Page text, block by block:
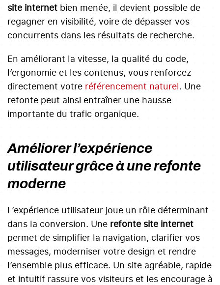
site internet bien menée, il devient possible de
regagner en visibilité, voire de dépasser vos
concurrents dans les résultats de recherche.
En améliorant la vitesse, la qualité du code,
l’ergonomie et les contenus, vous renforcez
directement votre référencement naturel. Une
refonte peut ainsi entraîner une hausse
importante du trafic organique.
Améliorer l’expérience
utilisateur grâce à une refonte
moderne
L’expérience utilisateur joue un rôle déterminant
dans la conversion. Une refonte site internet
permet de simplifier la navigation, clarifier vos
messages, moderniser votre design et rendre
l’ensemble plus efficace. Un site agréable, rapide
et intuitif rassure vos visiteurs et les encourage à